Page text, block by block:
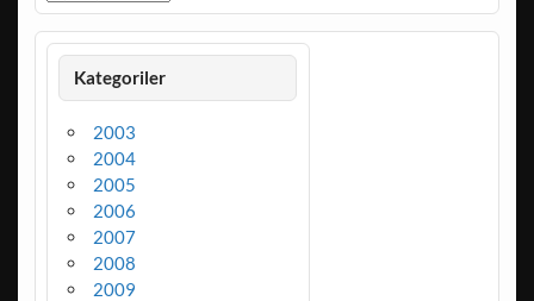
Kategoriler
2003
2004
2005
2006
2007
2008
2009